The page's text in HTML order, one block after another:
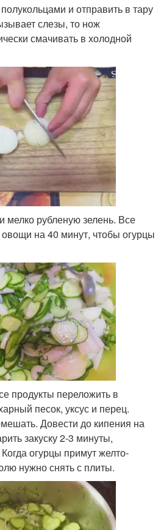
и отправить в тару
слезы, то нож
смачивать в холодной
мелко рубленую зелень. Все
на 40 минут, чтобы огурцы
продукты переложить в
песок, уксус и перец.
Довести до кипения на
закуску 2-3 минуты,
огурцы примут желто-
нужно снять с плиты.